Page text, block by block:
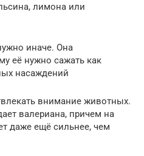
лимона или
иначе. Она
её нужно сажать как
насаждений
внимание животных.
валериана, причем на
даже ещё сильнее, чем